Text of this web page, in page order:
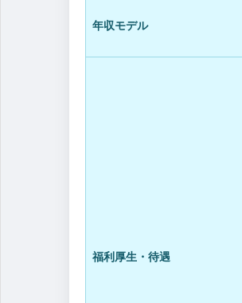
年収モデル
福利厚生・待遇